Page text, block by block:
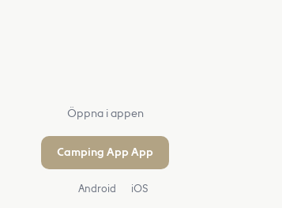
Öppna i appen
Camping App App
Android iOS